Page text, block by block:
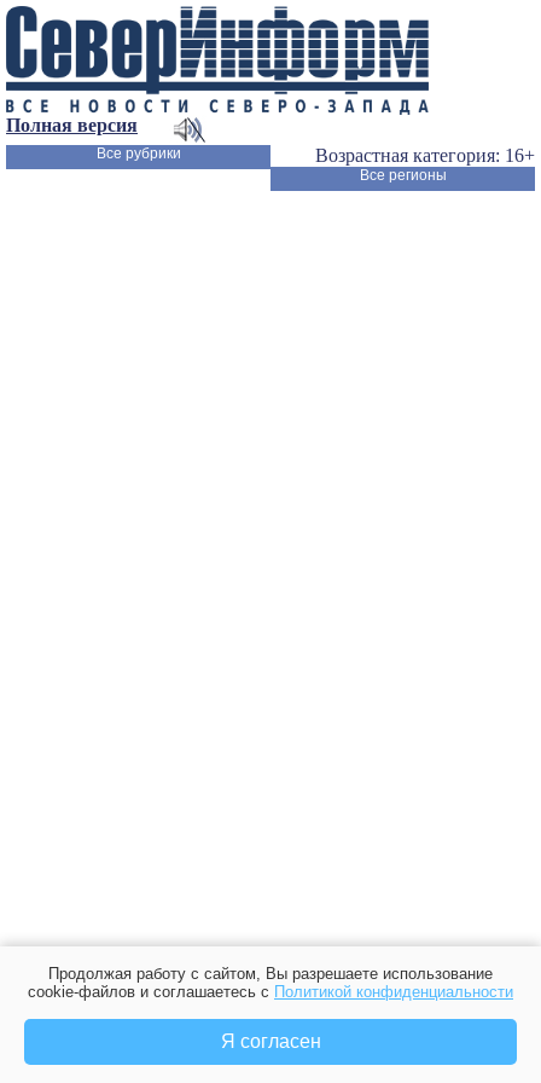
Полная версия
Возрастная категория: 16+
Все рубрики
Все регионы
Продолжая работу с сайтом, Вы разрешаете использование
cookie-файлов и соглашаетесь с Политикой конфиденциальности
Я согласен